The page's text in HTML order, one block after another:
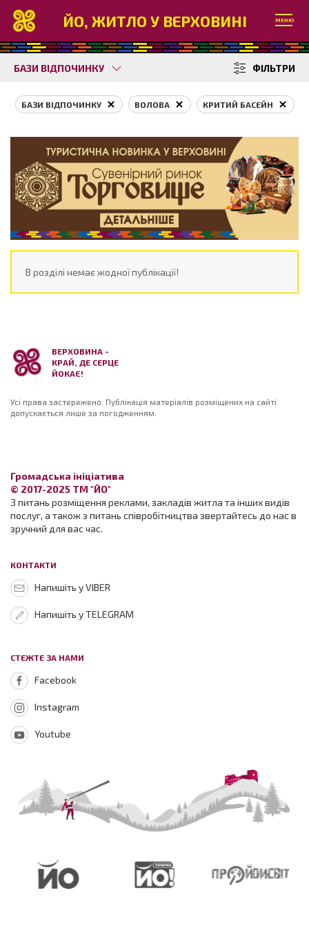
ЙО, ЖИТЛО У ВЕРХОВИНІ МЕНЮ
БАЗИ ВІДПОЧИНКУ ФІЛЬТРИ
БАЗИ ВІДПОЧИНКУ ВОЛОВА КРИТИЙ БАСЕЙН
В розділі немає жодної публікації!
ВЕРХОВИНА -
КРАЙ, ДЕ СЕРЦЕ
ЙОКАЄ!
Усі права застережено. Публікація матеріалів розміщених на сайті
допускається лише за погодженням.
Громадська ініціатива
© 2017-2025 ТМ "ЙО"
З питань розміщення реклами, закладів житла та інших видів
послуг, а також з питань співробітництва звертайтесь до нас в
зручний для вас час.
КОНТАКТИ
Напишіть у VIBER
Напишіть у TELEGRAM
СТЕЖТЕ ЗА НАМИ
Facebook
Instagram
Youtube